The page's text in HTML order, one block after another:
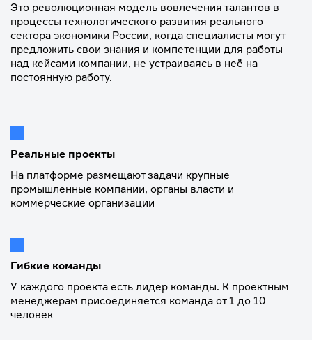
Это революционная модель вовлечения талантов в
процессы технологического развития реального
сектора экономики России, когда специалисты могут
предложить свои знания и компетенции для работы
над кейсами компании, не устраиваясь в неё на
постоянную работу.
Реальные проекты
На платформе размещают задачи крупные
промышленные компании, органы власти и
коммерческие организации
Гибкие команды
У каждого проекта есть лидер команды. К проектным
менеджерам присоединяется команда от 1 до 10
человек